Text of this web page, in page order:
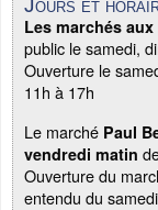
Jours et
Les marchés
public le samedi,
Ouverture le
11h à 17h
Le marché Paul
vendredi matin
Ouverture du
entendu du